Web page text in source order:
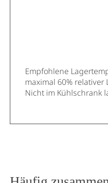
Empfohlene
maximal 60% relativer
Nicht im Kühlschrank